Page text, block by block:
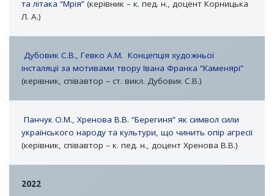
та літака “Мрія” (керівник – к. пед. н., доцент Корницька
Л. А.)
Дубовик С.В., Гевко А.М. Концепція художньої
інсталяції за мотивами твору Івана Франка “Каменярі”
(керівник, співавтор – ст. викл. Дубовик С.В.)
Панчук О.М., Хренова В.В. “Берегиня” як символ сили
українського народу та культури, що чинить опір агресії
(керівник, співавтор – к. пед. н., доцент Хренова В.В.)
2022